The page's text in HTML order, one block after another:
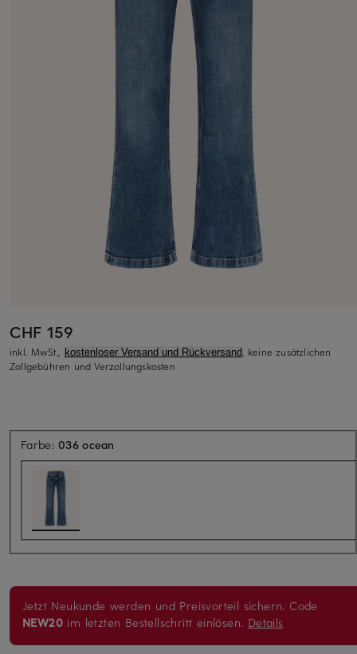
CHF 159
inkl. MwSt., kostenloser Versand und Rückversand, keine zusätzlichen
Zollgebühren und Verzollungskosten
Farbe:036 ocean
Jetzt Neukunde werden und Preisvorteil sichern. Code
NEW20 im letzten Bestellschritt einlösen. Details